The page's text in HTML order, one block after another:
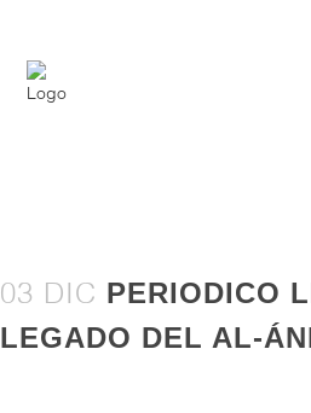
03 DIC PERIODICO
LEGADO DEL AL-